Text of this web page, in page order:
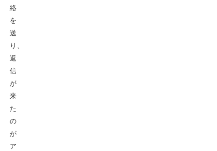
絡
を
送
り、
返
信
が
来
た
の
が
ア